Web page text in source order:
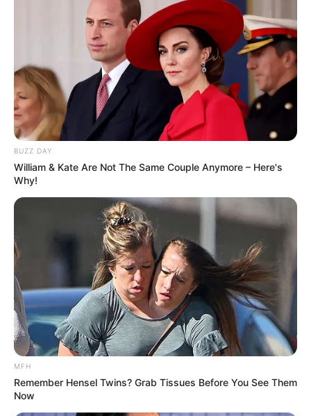
BUZZ DAY
William & Kate Are Not The Same Couple Anymore – Here's
Why!
MFH
Remember Hensel Twins? Grab Tissues Before You See Them
Now